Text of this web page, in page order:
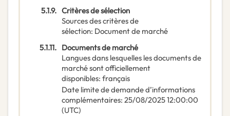
5.1.9. Critères de sélection
Sources des critères de
sélection: Document de marché
5.1.11. Documents de marché
Langues dans lesquelles les documents de
marché sont officiellement
disponibles: français
Date limite de demande d’informations
complémentaires: 25/08/202512:00:00
(UTC)